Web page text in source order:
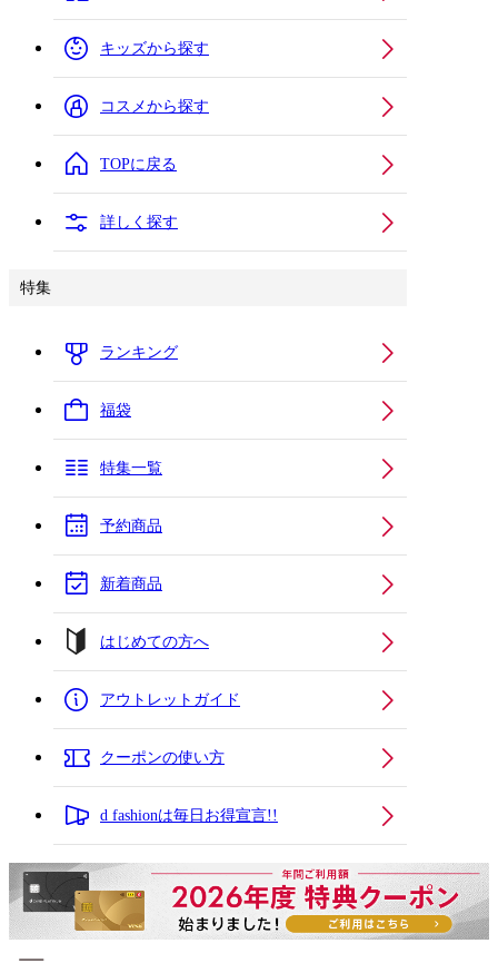
キッズから探す
コスメから探す
TOPに戻る
詳しく探す
特集
ランキング
福袋
特集一覧
予約商品
新着商品
はじめての方へ
アウトレットガイド
クーポンの使い方
d fashionは毎日お得宣言!!